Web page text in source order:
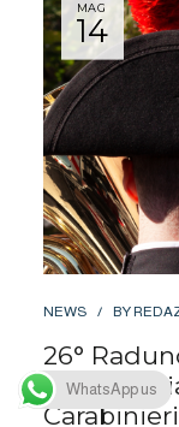
MAG
14
NEWS BY
26°
Carabinieri
WhatsApp us